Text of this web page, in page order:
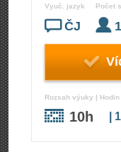
Vyuč. jazyk
ČJ
Počet
Rozsah výuky | Hodin
10h |